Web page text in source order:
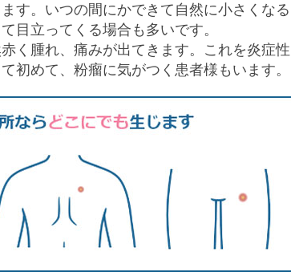
す。いつの間にかできて自然に小さくなる
目立ってくる場合も多いです。
く腫れ、痛みが出てきます。これを炎症性
初めて、粉瘤に気がつく患者様もいます。